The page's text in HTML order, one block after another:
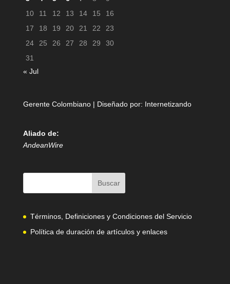
10
11 12 13 14 15
16
17
18 19 20 21 22
23
24
25 26 27 28 29
30
31
« Jul
Gerente Colombiano | Diseñado por: Internetizando
Aliado de:
AndeanWire
Términos, Definiciones y Condiciones del Servicio
Política de duración de artículos y enlaces